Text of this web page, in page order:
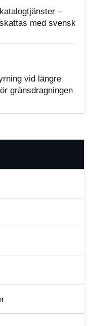
–
med svensk
vid längre
gränsdragningen